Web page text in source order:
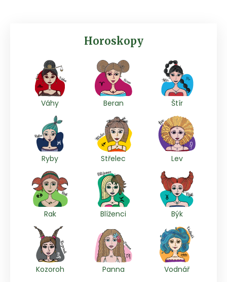
Horoskopy
Váhy Beran Štír
Ryby Střelec Lev
Rak Blíženci Býk
Kozoroh Panna Vodnář